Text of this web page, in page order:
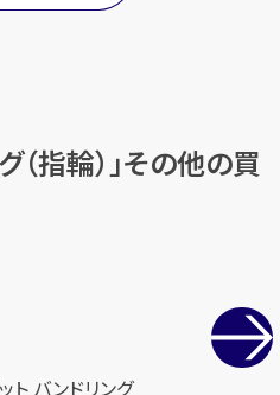
間・年中無休(年末年
（指輪）」その他の買